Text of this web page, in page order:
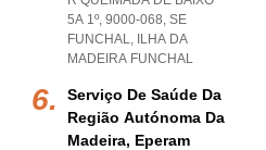
5A 1º, 9000-068, SE
FUNCHAL, ILHA DA
MADEIRA FUNCHAL
Serviço De Saúde Da
Região Autónoma Da
Madeira, Eperam